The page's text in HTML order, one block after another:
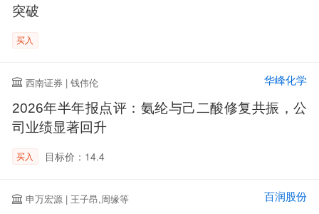
突破
买入
西南证券 | 钱伟伦 华峰化学
2026年半年报点评：氨纶与己二酸修复共振，公
司业绩显著回升
买入 目标价：14.4
申万宏源 | 王子昂,周缘等 百润股份